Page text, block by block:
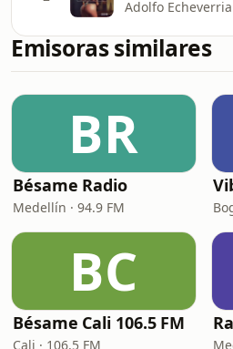
Adolfo Echeverria
Emisoras similares
BR
Bésame Radio
Medellín · 94.9 FM
BC
Bésame Cali 106.5 FM
Cali · 106.5 FM